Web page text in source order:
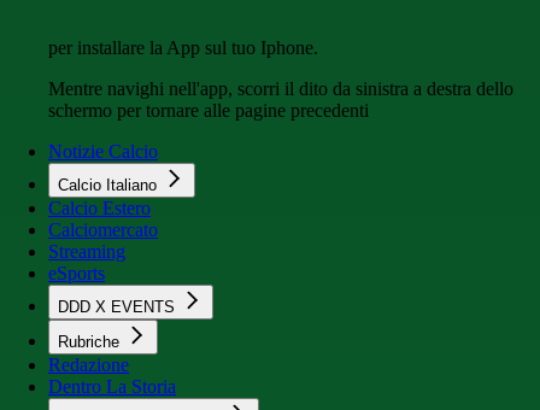
per installare la App sul tuo Iphone.
Mentre navighi nell'app, scorri il dito da sinistra a destra dello
schermo per tornare alle pagine precedenti
Notizie Calcio
Calcio Italiano
Calcio Estero
Calciomercato
Streaming
eSports
DDD X EVENTS
Rubriche
Redazione
Dentro La Storia